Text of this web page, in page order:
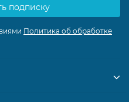
подписку
Политика об обработке